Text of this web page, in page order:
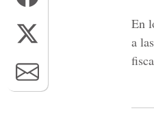
En
a